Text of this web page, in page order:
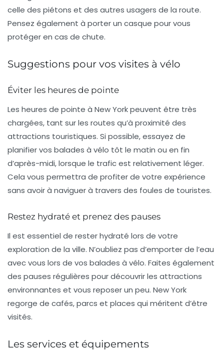
celle des piétons et des autres usagers de la route.
Pensez également à porter un casque pour vous
protéger en cas de chute.
Suggestions pour vos visites à vélo
Éviter les heures de pointe
Les heures de pointe à New York peuvent être très
chargées, tant sur les routes qu’à proximité des
attractions touristiques. Si possible, essayez de
planifier vos balades à vélo tôt le matin ou en fin
d’après-midi, lorsque le trafic est relativement léger.
Cela vous permettra de profiter de votre expérience
sans avoir à naviguer à travers des foules de touristes.
Restez hydraté et prenez des pauses
Il est essentiel de resterhydraté lors de votre
exploration de la ville. N’oubliez pas d’emporter de l’eau
avec vous lors de vos balades à vélo. Faites également
des pauses régulières pour découvrir les attractions
environnantes et vous reposer un peu. New York
regorge de cafés, parcs et places qui méritent d’être
visités.
Les services et équipements